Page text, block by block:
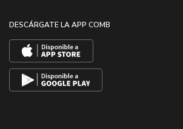
DESCÁRGATE LA APP COMB